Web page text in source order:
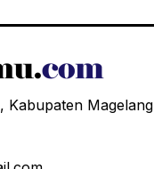
Kabupaten Magelang